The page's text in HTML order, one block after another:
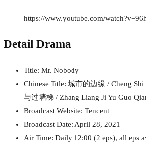
https://www.youtube.com/
Detail Drama
Title: Mr. Nobody
Chinese Title: 城市的边缘 / Cheng
与过墙梯 / Zhang Liang Ji Yu Guo
Broadcast Website: Tencent
Broadcast Date: April 28, 2021
Air Time: Daily 12:00 (2 eps), all eps